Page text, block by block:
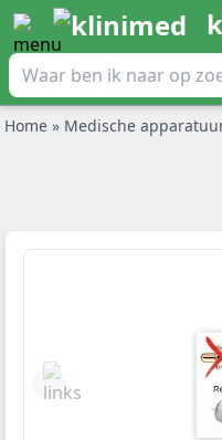
Home » Medische